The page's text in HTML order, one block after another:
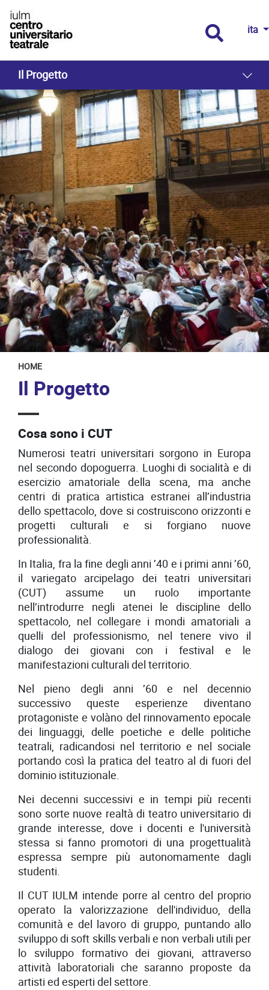
ita
Il Progetto
HOME
Il Progetto
Cosa sono i CUT
Numerosi teatri universitari sorgono in Europa
nel secondo dopoguerra. Luoghi di socialità e di
esercizio amatoriale della scena, ma anche
centri di pratica artistica estranei all’industria
dello spettacolo, dove si costruiscono orizzonti e
progetti culturali e si forgiano nuove
professionalità.
In Italia, fra la fine degli anni ’40 e i primi anni ’60,
il variegato arcipelago dei teatri universitari
(CUT) assume un ruolo importante
nell’introdurre negli atenei le discipline dello
spettacolo, nel collegare i mondi amatoriali a
quelli del professionismo, nel tenere vivo il
dialogo dei giovani con i festival e le
manifestazioni culturali del territorio.
Nel pieno degli anni ’60 e nel decennio
successivo queste esperienze diventano
protagoniste e volàno del rinnovamento epocale
dei linguaggi, delle poetiche e delle politiche
teatrali, radicandosi nel territorio e nel sociale
portando così la pratica del teatro al di fuori del
dominio istituzionale.
Nei decenni successivi e in tempi più recenti
sono sorte nuove realtà di teatro universitario di
grande interesse, dove i docenti e l'università
stessa si fanno promotori di una progettualità
espressa sempre più autonomamente dagli
studenti.
Il CUT IULM intende porre al centro del proprio
operato la valorizzazione dell'individuo, della
comunità e del lavoro di gruppo, puntando allo
sviluppo di soft skills verbali e non verbali utili per
lo sviluppo formativo dei giovani, attraverso
attività laboratoriali che saranno proposte da
artisti ed esperti del settore.